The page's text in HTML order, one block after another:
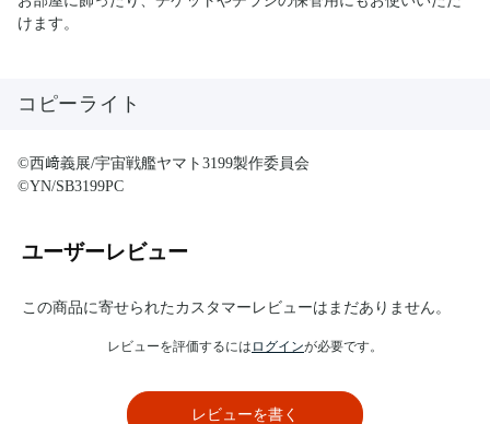
けます。
コピーライト
©西﨑義展/宇宙戦艦ヤマト3199製作委員会
©YN/SB3199PC
ユーザーレビュー
この商品に寄せられたカスタマーレビューはまだありません。
レビューを評価するには ログインが必要です。
レビューを書く